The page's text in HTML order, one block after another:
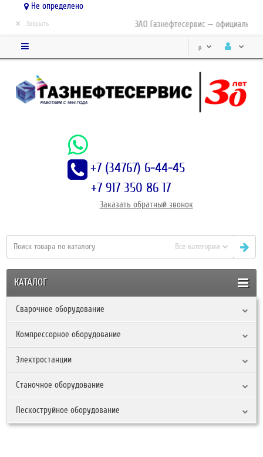
Не определено
ЗАО Газнефтесервис — официальный
× Закрыть
р.
+7 (34767) 6-44-45
+7 917 350 86 17
Заказать обратный звонок
Все категории
КАТАЛОГ
Сварочное оборудование
Компрессорное оборудование
Электростанции
Станочное оборудование
Пескоструйное оборудование